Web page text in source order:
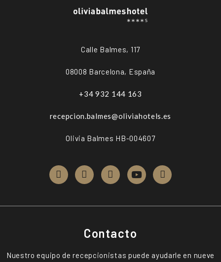
Calle Balmes, 117
08008 Barcelona, España
+34 932 144 163
recepcion.balmes@oliviahotels.es
Olivia Balmes HB-004607
Contacto
Nuestro equipo de recepcionistas puede ayudarle en nueve